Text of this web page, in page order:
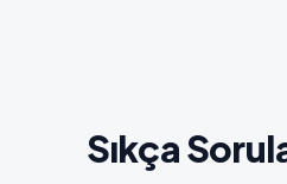
Sıkça